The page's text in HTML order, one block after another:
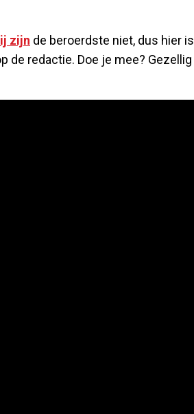
zijn de beroerdste niet, dus hier is
de redactie. Doe je mee? Gezellig